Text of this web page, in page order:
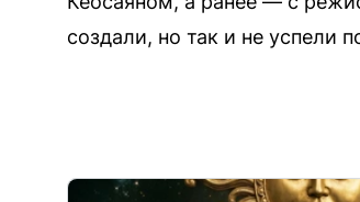
создали, но так и не успели